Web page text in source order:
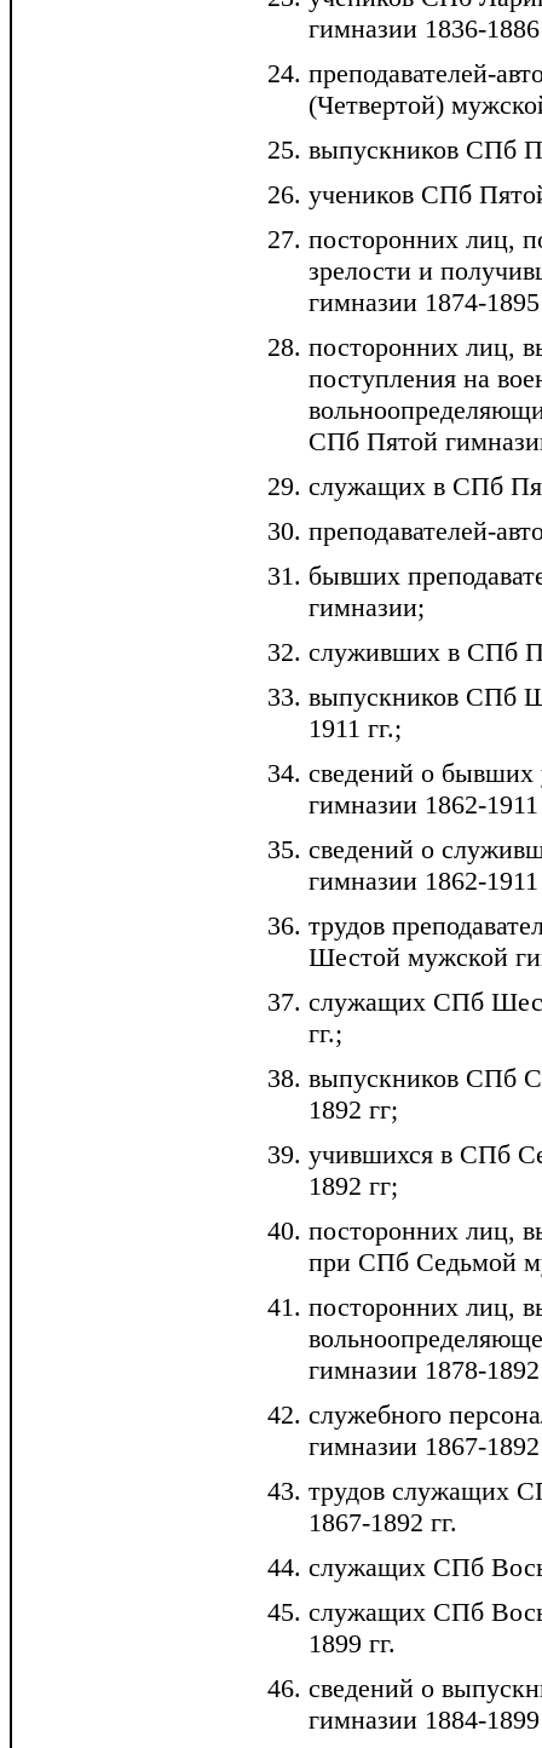
гимназии 1836-1886
преподавателей-
(Четвертой)
выпускников СПб
учеников СПб
посторонних лиц,
зрелости и
гимназии 1874-1895
посторонних лиц,
поступления на
СПб Пятой
служащих в СПб
преподавателей-
бывших
гимназии;
служивших в СПб
выпускников СПб
1911 гг.;
сведений о
гимназии 1862-1911
сведений о
гимназии 1862-1911
трудов
Шестой мужской
служащих СПб
гг.;
выпускников СПб
1892 гг;
учившихся в СПб
1892 гг;
посторонних лиц,
при СПб Седьмой
посторонних лиц,
гимназии 1878-1892
служебного
гимназии 1867-1892
трудов служащих
1867-1892 гг.
служащих СПб
служащих СПб
1899 гг.
сведений о
гимназии 1884-1899